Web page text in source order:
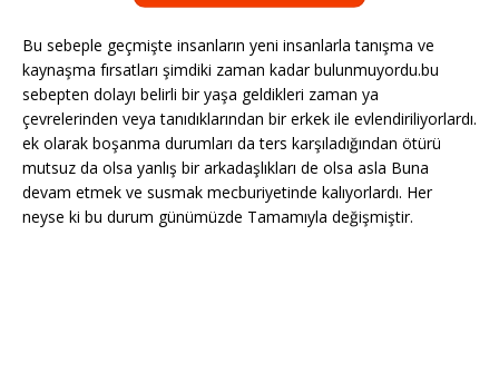
Bu sebeple geçmişte insanların yeni insanlarla tanışma ve
kaynaşma fırsatları şimdiki zaman kadar bulunmuyordu.bu
sebepten dolayı belirli bir yaşa geldikleri zaman ya
çevrelerinden veya tanıdıklarından bir erkek ile evlendiriliyorlardı.
ek olarak boşanma durumları da ters karşıladığından ötürü
mutsuz da olsa yanlış bir arkadaşlıkları de olsa asla Buna
devam etmek ve susmak mecburiyetinde kalıyorlardı. Her
neyse ki bu durum günümüzde Tamamıyla değişmiştir.